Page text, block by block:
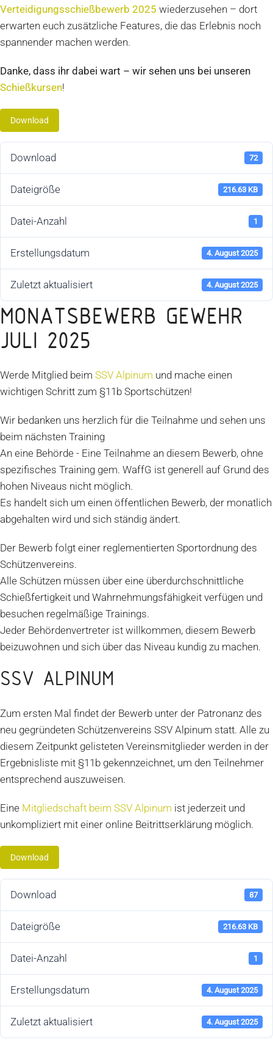
Verteidigungsschießbewerb 2025 wiederzusehen – dort
erwarten euch zusätzliche Features, die das Erlebnis noch
spannender machen werden.
Danke, dass ihr dabei wart – wir sehen uns bei unseren
Schießkursen!
Download
Download 72
Dateigröße 216.63 KB
Datei-Anzahl 1
Erstellungsdatum 4. August 2025
Zuletzt aktualisiert 4. August 2025
MONATSBEWERB GEWEHR
JULI 2025
Werde Mitglied beim SSV Alpinum und mache einen
wichtigen Schritt zum §11b Sportschützen!
Wir bedanken uns herzlich für die Teilnahme und sehen uns
beim nächsten Training
An eine Behörde - Eine Teilnahme an diesem Bewerb, ohne
spezifisches Training gem. WaffG ist generell auf Grund des
hohen Niveaus nicht möglich.
Es handelt sich um einen öffentlichen Bewerb, der monatlich
abgehalten wird und sich ständig ändert.
Der Bewerb folgt einer reglementierten Sportordnung des
Schützenvereins.
Alle Schützen müssen über eine überdurchschnittliche
Schießfertigkeit und Wahrnehmungsfähigkeit verfügen und
besuchen regelmäßige Trainings.
Jeder Behördenvertreter ist willkommen, diesem Bewerb
beizuwohnen und sich über das Niveau kundig zu machen.
SSV ALPINUM
Zum ersten Mal findet der Bewerb unter der Patronanz des
neu gegründeten Schützenvereins SSV Alpinum statt. Alle zu
diesem Zeitpunkt gelisteten Vereinsmitglieder werden in der
Ergebnisliste mit §11b gekennzeichnet, um den Teilnehmer
entsprechend auszuweisen.
Eine Mitgliedschaft beim SSV Alpinum ist jederzeit und
unkompliziert mit einer online Beitrittserklärung möglich.
Download
Download 87
Dateigröße 216.63 KB
Datei-Anzahl 1
Erstellungsdatum 4. August 2025
Zuletzt aktualisiert 4. August 2025